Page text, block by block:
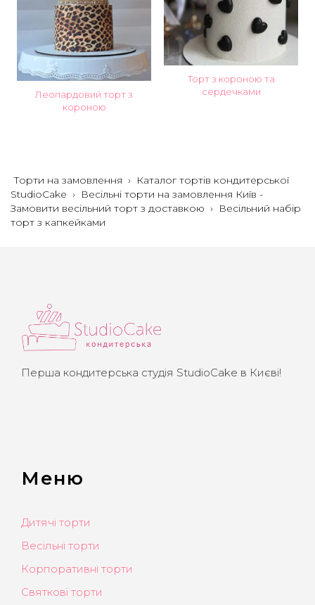
Леопардовий торт з
короною
Торт з короною та
сердечками
Торти на замовлення › Каталог тортів кондитерської
StudioCake › Весільні торти на замовлення Київ -
Замовити весільний торт з доставкою › Весільний набір
торт з капкейками
Перша кондитерська студія StudioCake в Києві!
Меню
Дитячі торти
Весільні торти
Корпоративні торти
Святкові торти